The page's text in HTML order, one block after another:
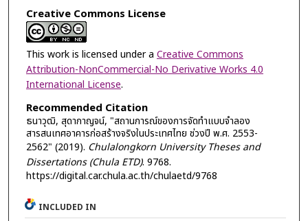
Creative Commons License
This work is licensed under a Creative Commons
Attribution-NonCommercial-No Derivative Works 4.0
International License.
Recommended Citation
ธนาวุฒิ, สุดากาญจน์, "สถานการณ์ของการจัดทำแบบจำลอง
สารสนเทศอาคารก่อสร้างจริงในประเทศไทย ช่วงปี พ.ศ. 2553-
2562" (2019). Chulalongkorn University Theses and
Dissertations (Chula ETD). 9768.
https://digital.car.chula.ac.th/chulaetd/9768
INCLUDED IN